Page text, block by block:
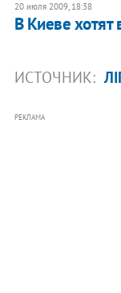
20 июля 2009, 18:38
В Киеве хотят
ИСТОЧНИК:
РЕКЛАМА